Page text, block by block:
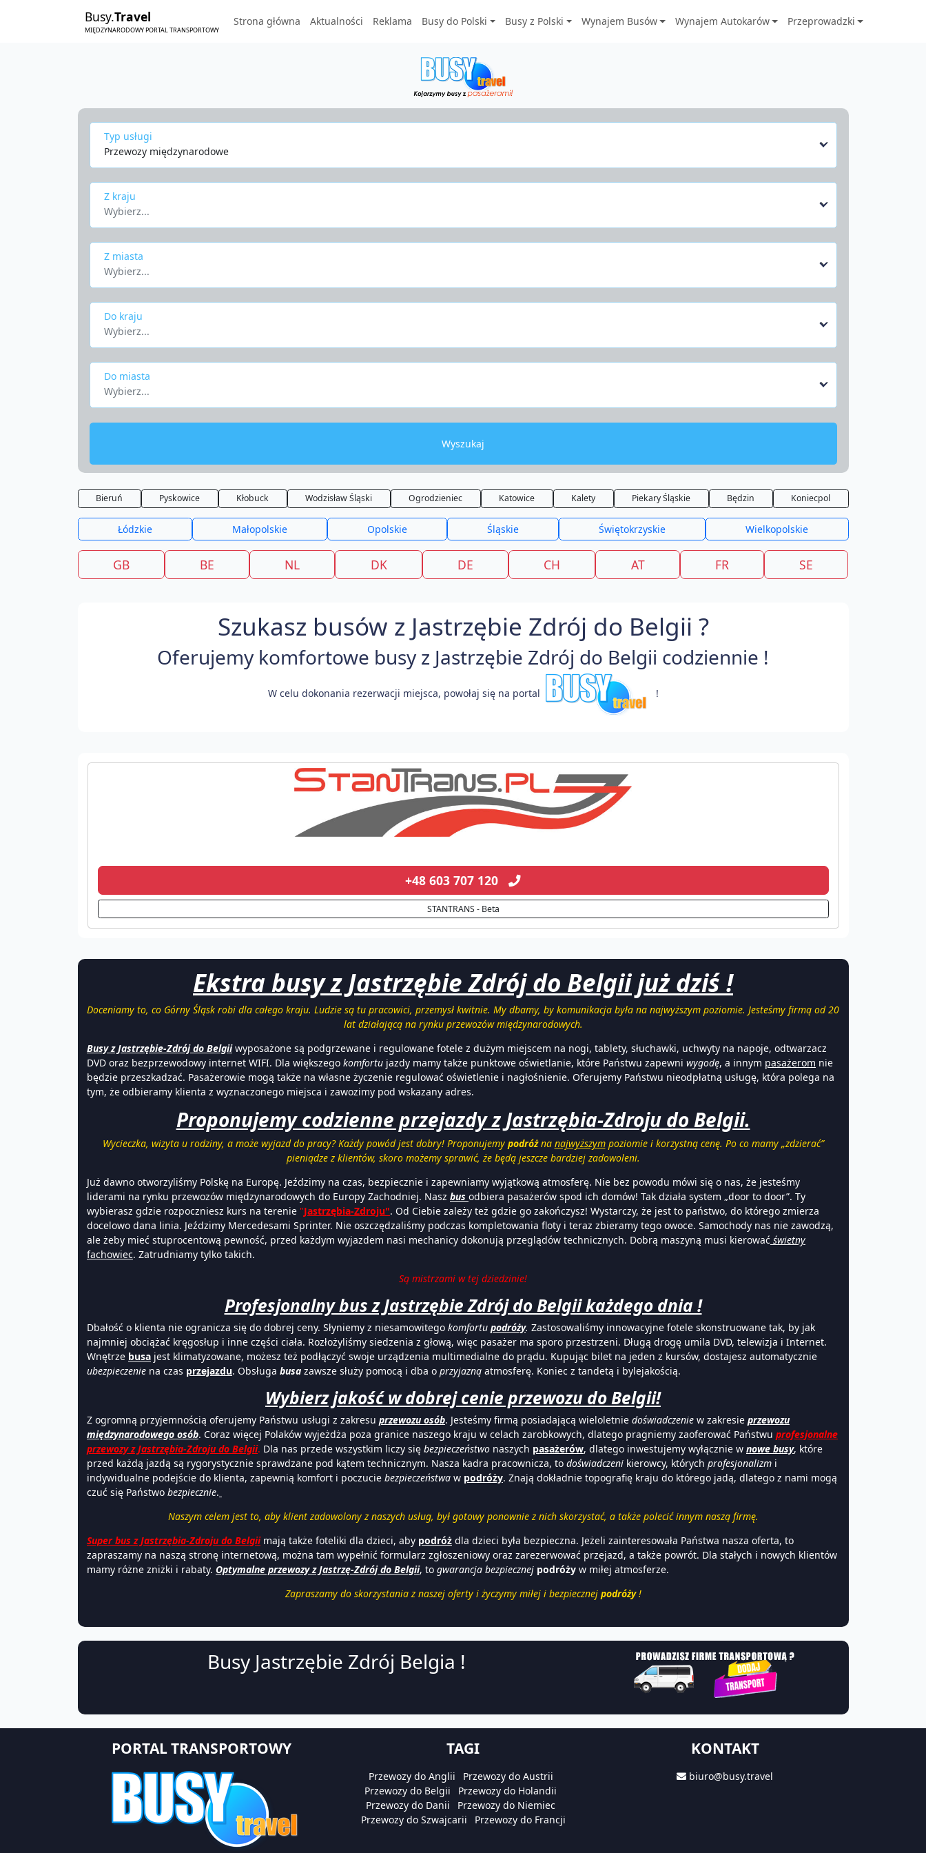
Busy.Travel
MIĘDZYNARODOWY PORTAL TRANSPORTOWY
Strona główna Aktualności Reklama Busy do Polski Busy z Polski Wynajem Busów Wynajem Autokarów Przeprowadzki
Typ usługi
Przewozy międzynarodowe
Z kraju
Wybierz...
Z miasta
Wybierz...
Do kraju
Wybierz...
Do miasta
Wybierz...
Wyszukaj
Bieruń Pyskowice Kłobuck Wodzisław Śląski Ogrodzieniec Katowice Kalety Piekary Śląskie Będzin Koniecpol
Łódzkie Małopolskie Opolskie Śląskie Świętokrzyskie Wielkopolskie
GB BE NL DK DE CH AT FR SE
Szukasz busów z Jastrzębie Zdrój do Belgii ?
Oferujemy komfortowe busy z Jastrzębie Zdrój do Belgii codziennie !
W celu dokonania rezerwacji miejsca, powołaj się na portal !
+48 603 707 120
STANTRANS - Beta
Ekstra busy z Jastrzębie Zdrój do Belgii już dziś !
Doceniamy to, co Górny Śląsk robi dla całego kraju. Ludzie są tu pracowici, przemysł kwitnie. My dbamy, by komunikacja była na najwyższym poziomie. Jesteśmy firmą od 20
lat działającą na rynku przewozów międzynarodowych.
Busy z Jastrzębie-Zdrój do Belgiiwyposażone są podgrzewane i regulowane fotele z dużym miejscem na nogi, tablety, słuchawki, uchwyty na napoje, odtwarzacz
DVD oraz bezprzewodowy internet WIFI. Dla większego komfortu jazdy mamy także punktowe oświetlanie, które Państwu zapewni wygodę, a innym pasażerom nie
będzie przeszkadzać. Pasażerowie mogą także na własne życzenie regulować oświetlenie i nagłośnienie. Oferujemy Państwu nieodpłatną usługę, która polega na
tym, że odbieramy klienta z wyznaczonego miejsca i zawozimy pod wskazany adres.
Proponujemy codzienne przejazdy z Jastrzębia-Zdroju do Belgii.
Wycieczka, wizyta u rodziny, a może wyjazd do pracy? Każdy powód jest dobry! Proponujemy podróżna najwyższympoziomie i korzystną cenę. Po co mamy „zdzierać”
pieniądze z klientów, skoro możemy sprawić, że będą jeszcze bardziej zadowoleni.
Już dawno otworzyliśmy Polskę na Europę. Jeździmy na czas, bezpiecznie i zapewniamy wyjątkową atmosferę. Nie bez powodu mówi się o nas, że jesteśmy
liderami na rynku przewozów międzynarodowych do Europy Zachodniej. Nasz bus odbiera pasażerów spod ich domów! Tak działa system „door to door”. Ty
wybierasz gdzie rozpoczniesz kurs na terenie "Jastrzębia-Zdroju". Od Ciebie zależy też gdzie go zakończysz! Wystarczy, że jest to państwo, do którego zmierza
docelowo dana linia. Jeździmy Mercedesami Sprinter. Nie oszczędzaliśmy podczas kompletowania floty i teraz zbieramy tego owoce. Samochody nas nie zawodzą,
ale żeby mieć stuprocentową pewność, przed każdym wyjazdem nasi mechanicy dokonują przeglądów technicznych. Dobrą maszyną musi kierować świetny
fachowiec. Zatrudniamy tylko takich.
Są mistrzami w tej dziedzinie!
Profesjonalny bus z Jastrzębie Zdrój do Belgii każdego dnia !
Dbałość o klienta nie ogranicza się do dobrej ceny. Słyniemy z niesamowitego komfortu podróży. Zastosowaliśmy innowacyjne fotele skonstruowane tak, by jak
najmniej obciążać kręgosłup i inne części ciała. Rozłożyliśmy siedzenia z głową, więc pasażer ma sporo przestrzeni. Długą drogę umila DVD, telewizja i Internet.
Wnętrze busa jest klimatyzowane, możesz też podłączyć swoje urządzenia multimedialne do prądu. Kupując bilet na jeden z kursów, dostajesz automatycznie
ubezpieczenie na czas przejazdu. Obsługa busa zawsze służy pomocą i dba o przyjazną atmosferę. Koniec z tandetą i bylejakością.
Wybierz jakość w dobrej cenie przewozu do Belgii!
Z ogromną przyjemnością oferujemy Państwu usługi z zakresu przewozu osób. Jesteśmy firmą posiadającą wieloletnie doświadczenie w zakresie przewozu
międzynarodowego osób. Coraz więcej Polaków wyjeżdża poza granice naszego kraju w celach zarobkowych, dlatego pragniemy zaoferować Państwu profesjonalne
przewozy z Jastrzębia-Zdroju do Belgii. Dla nas przede wszystkim liczy się bezpieczeństwo naszych pasażerów, dlatego inwestujemy wyłącznie w nowe busy, które
przed każdą jazdą są rygorystycznie sprawdzane pod kątem technicznym. Nasza kadra pracownicza, to doświadczeni kierowcy, których profesjonalizm i
indywidualne podejście do klienta, zapewnią komfort i poczucie bezpieczeństwa w podróży. Znają dokładnie topografię kraju do którego jadą, dlatego z nami mogą
czuć się Państwo bezpiecznie.
Naszym celem jest to, aby klient zadowolony z naszych usług, był gotowy ponownie z nich skorzystać, a także polecić innym naszą firmę.
Super bus z Jastrzębia-Zdroju do Belgii mają także foteliki dla dzieci, aby podróż dla dzieci była bezpieczna. Jeżeli zainteresowała Państwa nasza oferta, to
zapraszamy na naszą stronę internetową, można tam wypełnić formularz zgłoszeniowy oraz zarezerwować przejazd, a także powrót. Dla stałych i nowych klientów
mamy różne zniżki i rabaty. Optymalne przewozy z Jastrzę-Zdrój do Belgii, to gwarancja bezpiecznej podróży w miłej atmosferze.
Zapraszamy do skorzystania z naszej oferty i życzymy miłej i bezpiecznej podróży!
Busy Jastrzębie Zdrój Belgia !
PORTAL TRANSPORTOWY TAGI
Przewozy do Anglii
Przewozy do Austrii
Przewozy do Belgii
Przewozy do Holandii
Przewozy do Danii
Przewozy do Niemiec
Przewozy do Szwajcarii
Przewozy do Francji
KONTAKT
biuro@busy.travel